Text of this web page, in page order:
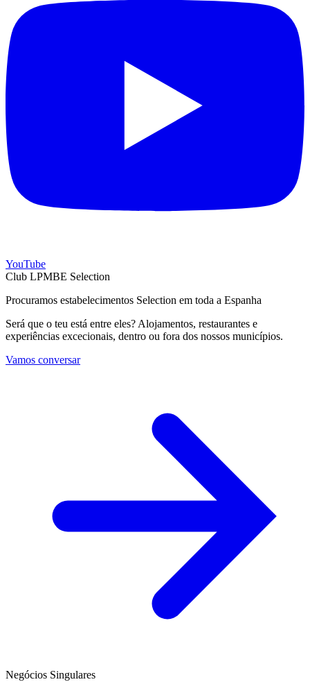
YouTube
Club LPMBE Selection
Procuramos estabelecimentos Selection em toda a Espanha
Será que o teu está entre eles? Alojamentos, restaurantes e
experiências excecionais, dentro ou fora dos nossos municípios.
Vamos conversar
Negócios Singulares